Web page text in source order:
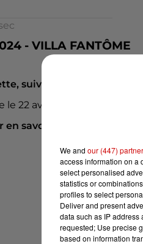
- VILLA FANTÔME
suivez l'actualité des
22 avril : le duo angevin
savoir plus :
We and our (447)
access information on a
select personalised
statistics or
profiles to select
Deliver and present
data such as IP
requested; Use precise
based on information